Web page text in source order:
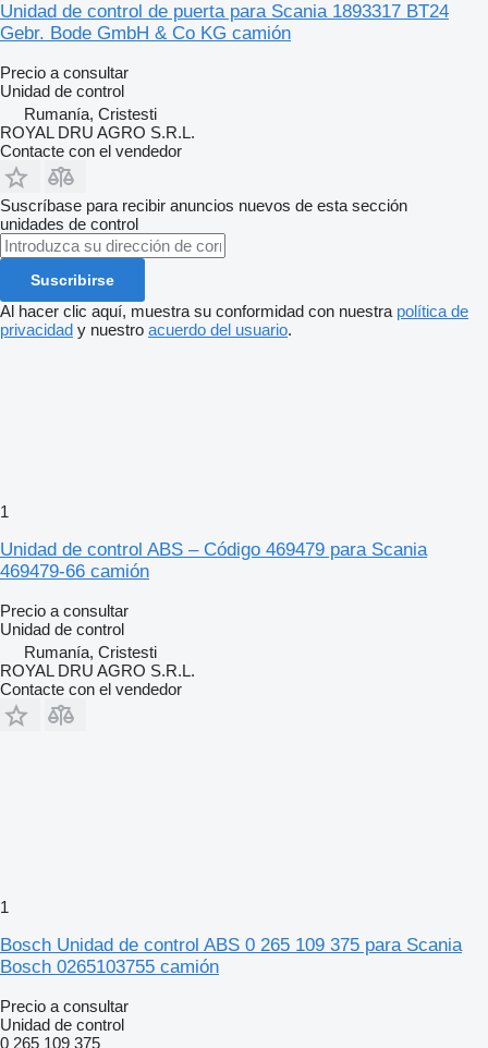
Unidad de control de puerta para Scania 1893317 BT24
Gebr. Bode GmbH & Co KG camión
Precio a consultar
Unidad de control
Rumanía, Cristesti
ROYAL DRU AGRO S.R.L.
Contacte con el vendedor
Suscríbase para recibir anuncios nuevos de esta sección
unidades de control
Suscribirse
Al hacer clic aquí, muestra su conformidad con nuestra política de
privacidad y nuestro acuerdo del usuario.
1
Unidad de control ABS – Código 469479 para Scania
469479-66 camión
Precio a consultar
Unidad de control
Rumanía, Cristesti
ROYAL DRU AGRO S.R.L.
Contacte con el vendedor
1
Bosch Unidad de control ABS 0 265 109 375 para Scania
Bosch 0265103755 camión
Precio a consultar
Unidad de control
0 265 109 375